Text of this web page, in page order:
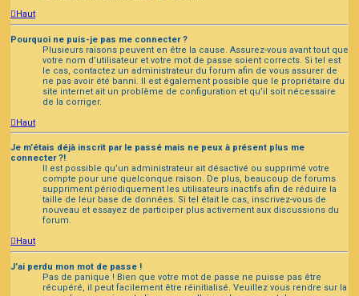
Haut
Pourquoi ne puis-je pas me connecter ?
Plusieurs raisons peuvent en être la cause. Assurez-vous avant tout que
votre nom d’utilisateur et votre mot de passe soient corrects. Si tel est
le cas, contactez un administrateur du forum afin de vous assurer de
ne pas avoir été banni. Il est également possible que le propriétaire du
site internet ait un problème de configuration et qu’il soit nécessaire
de la corriger.
Haut
Je m’étais déjà inscrit par le passé mais ne peux à présent plus me
connecter ?!
Il est possible qu’un administrateur ait désactivé ou supprimé votre
compte pour une quelconque raison. De plus, beaucoup de forums
suppriment périodiquement les utilisateurs inactifs afin de réduire la
taille de leur base de données. Si tel était le cas, inscrivez-vous de
nouveau et essayez de participer plus activement aux discussions du
forum.
Haut
J’ai perdu mon mot de passe !
Pas de panique ! Bien que votre mot de passe ne puisse pas être
récupéré, il peut facilement être réinitialisé. Veuillez vous rendre sur la